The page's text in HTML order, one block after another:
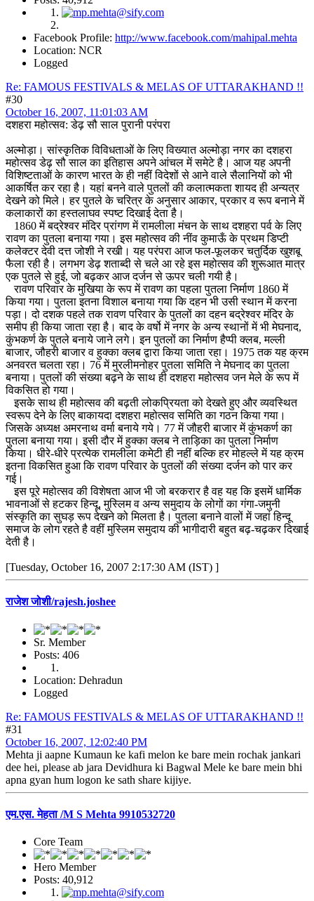
Facebook Profile: http://www.facebook.com/mahipal.mehta
Location: NCR
Logged
Re: FAMOUS FESTIVALS & MELAS OF UTTARAKHAND !!
#30
October 16, 2007, 11:01:03 AM
दशहरा महोत्सव: डेढ़ सौ साल पुरानी परंपरा
अल्मोड़ा। सांस्कृतिक विविधताओं के लिए विख्यात अल्मोड़ा नगर का दशहरा
महोत्सव डेढ़ सौ साल का इतिहास अपने आंचल में समेटे है। आज यह अपनी
विशिष्टताओं के कारण भारत के ही नहीं विदेशों से आने वाले सैलानियों को भी
आकर्षित कर रहा है। यहां बनने वाले पुतलों की कलात्मकता शायद ही अन्यत्र
देखने को मिले। हर पुतले के चरित्र के अनुसार आकार, प्रकार व रूप बनाने में
कलाकारों का हस्तलाघव स्पष्ट दिखाई देता है।
1860 में बद्रेश्वर मंदिर प्रांगण में रामलीला मंचन के साथ दशहरा पर्व के लिए
रावण का पुतला बनाया गया। इस महोत्सव की नींव कुमाऊँ के प्रथम डिप्टी
कलेक्टर देवी दत्त जोशी ने रखी। यह परंपरा आज फल-फूलकर चतुर्दिक खुशबू
फैला रही है। लगभग डेढ़ शताब्दी से चले आ रहे इस महोत्सव की शुरूआत मात्र
एक पुतले से हुई, जो बढ़कर आज दर्जन से ऊपर चली गयी है।
रावण परिवार के मुखिया के रूप में रावण का पहला पुतला निर्माण 1860 में
किया गया। पुतला इतना विशाल बनाया गया कि दहन भी उसी स्थान में करना
पड़ा। दो दशक पहले तक रावण परिवार के पुतलों का दहन बद्रेश्वर मंदिर के
समीप ही किया जाता रहा है। बाद के वर्षो में नगर के अन्य स्थानों में भी मेघनाद,
कुंभकर्ण के पुतले बनाये जाने लगे। इन पुतलों का निर्माण हैप्पी क्लब, मल्ली
बाजार, जौहरी बाजार व हुक्का क्लब द्वारा किया जाता रहा। 1975 तक यह क्रम
अनवरत चलता रहा। 76 में मुरलीमनोहर पुतला समिति ने मेघनाद का पुतला
बनाया। पुतलों की संख्या बढ़ने के साथ ही दशहरा महोत्सव जन मेले के रूप में
विकसित हो गया।
इसके साथ ही महोत्सव की बढ़ती लोकप्रियता को देखते हुए और व्यवस्थित
स्वरूप देने के लिए बाकायदा दशहरा महोत्सव समिति का गठन किया गया।
जिसके अध्यक्ष अमरनाथ वर्मा बनाये गये। 77 में जौहरी बाजार में कुंभकर्ण का
पुतला बनाया गया। इसी दौर में हुक्का क्लब ने ताड़िका का पुतला निर्माण
किया। धीरे-धीरे प्रत्येक रामलीला कमेटी ही नहीं बल्कि हर मोहल्ले में यह क्रम
इतना विकसित हुआ कि रावण परिवार के पुतलों की संख्या दर्जन को पार कर
गई।
इस पूरे महोत्सव की विशेषता आज भी जो बरकरार है वह यह कि इसमें धार्मिक
भावनाओं से हटकर हिन्दू, मुस्लिम व अन्य समुदाय के लोगों का गंगा-जमुनी
संस्कृति का सुघड़ रूप देखने को मिलता है। पुतला बनाने वालों में जहां हिन्दू
समाज के लोग रहते है वहीं मुस्लिम समुदाय की भागीदारी बहुत बढ़-चढ़कर दिखाई
देती है।
[Tuesday, October 16, 2007 2:17:30 AM (IST) ]
राजेश जोशी/rajesh.joshee
Sr. Member
Posts: 406
Location: Dehradun
Logged
Re: FAMOUS FESTIVALS & MELAS OF UTTARAKHAND !!
#31
October 16, 2007, 12:02:40 PM
Mehta ji aapne Kumaun ke kafi melon ke bare mein rochak jankari
dee hei, please ab jara Devidhura ki Bagwal Mele ke bare mein bhi
apna gyan hum logon ke sath share kijiye.
एम.एस. मेहता /M S Mehta 9910532720
Core Team
Hero Member
Posts: 40,912